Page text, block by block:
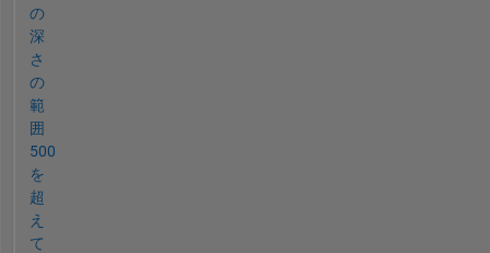
の
深
さ
の
範
囲
500
を
超
え
て